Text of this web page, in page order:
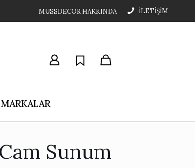
MUSSDECOR HAKKINDA İLETİŞİM
MARKALAR
Sunum